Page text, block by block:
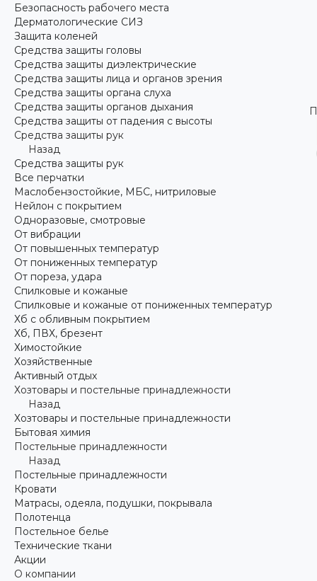
Безопасность рабочего места
Дерматологические СИЗ
Защита коленей
Средства защиты головы
Средства защиты диэлектрические
Средства защиты лица и органов зрения
Средства защиты органа слуха
Средства защиты органов дыхания
Средства защиты от падения с высоты
Средства защиты рук
Назад
Средства защиты рук
Все перчатки
Маслобензостойкие, МБС, нитриловые
Нейлон с покрытием
Одноразовые, смотровые
От вибрации
От повышенных температур
От пониженных температур
От пореза, удара
Спилковые и кожаные
Спилковые и кожаные от пониженных температур
Хб с обливным покрытием
Хб, ПВХ, брезент
Химостойкие
Хозяйственные
Активный отдых
Хозтовары и постельные принадлежности
Назад
Хозтовары и постельные принадлежности
Бытовая химия
Постельные принадлежности
Назад
Постельные принадлежности
Кровати
Матрасы, одеяла, подушки, покрывала
Полотенца
Постельное белье
Технические ткани
Акции
О компании